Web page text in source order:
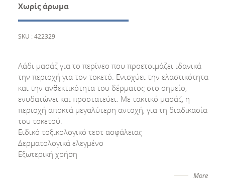
Χωρίς άρωμα
SKU : 422329
Λάδι μασάζ για το περίνεο που προετοιμάζει ιδανικά
την περιοχή για τον τοκετό. Ενισχύει την ελαστικότητα
και την ανθεκτικότητα του δέρματος στο σημείο,
ενυδατώνει και προστατεύει. Με τακτικό μασάζ, η
περιοχή αποκτά μεγαλύτερη αντοχή, για τη διαδικασία
του τοκετού.
Ειδικό τοξικολογικό τεστ ασφάλειας
Δερματολογικά ελεγμένο
Εξωτερική χρήση
More